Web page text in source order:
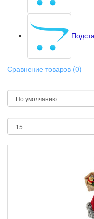
Сравнение товаров (0)